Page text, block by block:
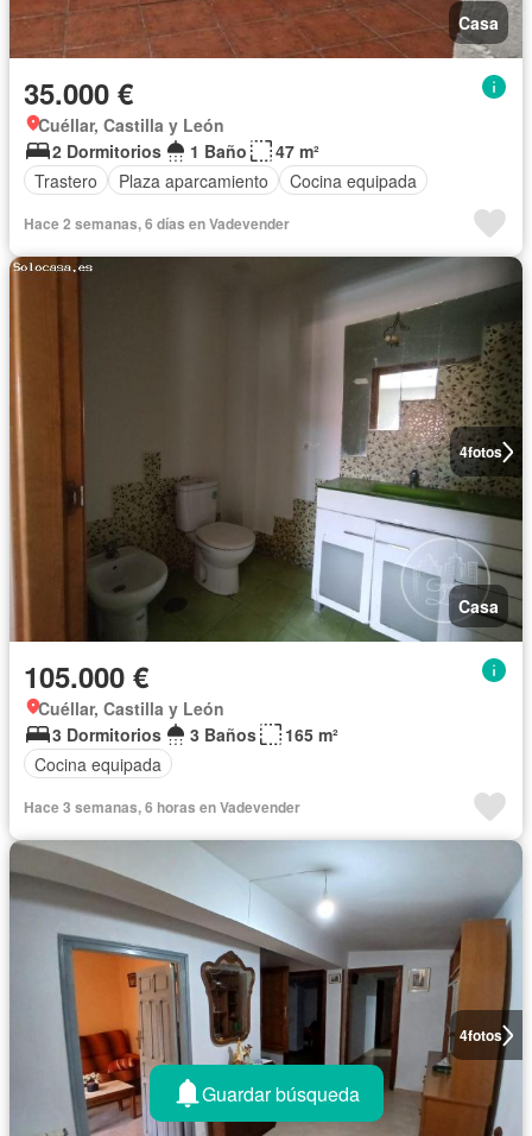
Casa
35.000 €
Cuéllar, Castilla y León
2 Dormitorios
1 Baño
47 m²
Trastero
Plaza aparcamiento Cocina equipada
Hace 2 semanas, 6 días en Vadevender
4fotos
Casa
105.000 €
Cuéllar, Castilla y León
3 Dormitorios
3 Baños
165 m²
Cocina equipada
Hace 3 semanas, 6 horas en Vadevender
4fotos
Guardar búsqueda